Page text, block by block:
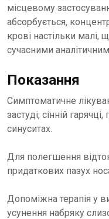
місцевому
абсорбується,
крові настільки
сучасними
Показання
Симптоматичне
застуді, сінній
синуситах.
Для полегшення
придаткових пазух
Допоміжна терапія у
усунення набряку